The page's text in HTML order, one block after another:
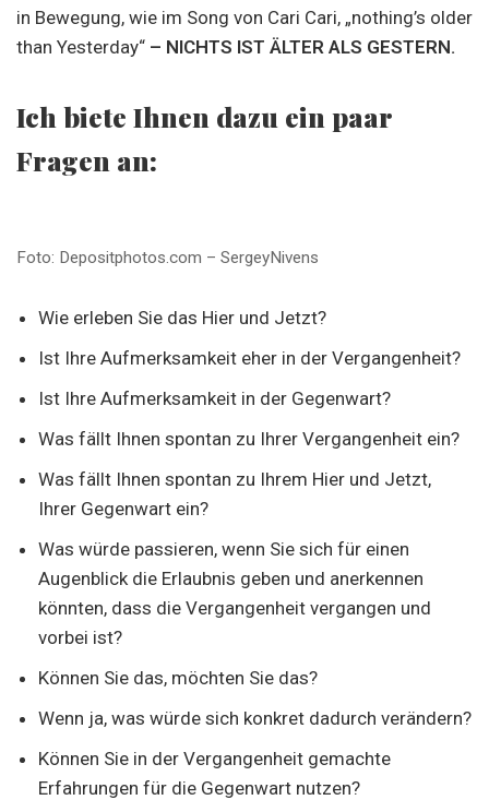
in Bewegung, wie im Song von Cari Cari, „nothing’s older
than Yesterday“ – NICHTS IST ÄLTER ALS GESTERN.
Ich biete Ihnen dazu ein paar
Fragen an:
Foto: Depositphotos.com – SergeyNivens
Wie erleben Sie das Hier und Jetzt?
Ist Ihre Aufmerksamkeit eher in der Vergangenheit?
Ist Ihre Aufmerksamkeit in der Gegenwart?
Was fällt Ihnen spontan zu Ihrer Vergangenheit ein?
Was fällt Ihnen spontan zu Ihrem Hier und Jetzt,
Ihrer Gegenwart ein?
Was würde passieren, wenn Sie sich für einen
Augenblick die Erlaubnis geben und anerkennen
könnten, dass die Vergangenheit vergangen und
vorbei ist?
Können Sie das, möchten Sie das?
Wenn ja, was würde sich konkret dadurch verändern?
Können Sie in der Vergangenheit gemachte
Erfahrungen für die Gegenwart nutzen?